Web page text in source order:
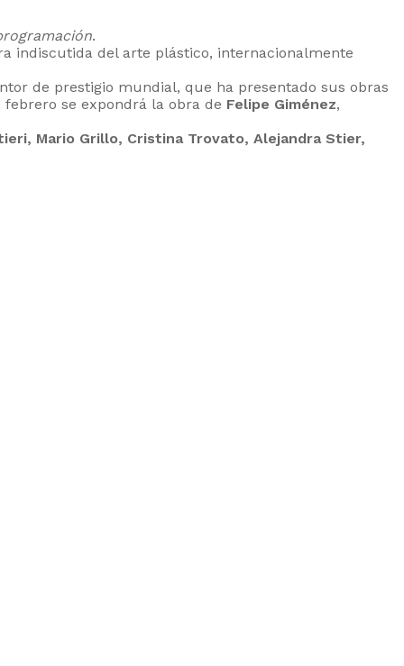
.
indiscutida del arte plástico, internacionalmente
de prestigio mundial, que ha presentado sus obras
se expondrá la obra de Felipe Giménez,
Mario Grillo, Cristina Trovato, Alejandra Stier,